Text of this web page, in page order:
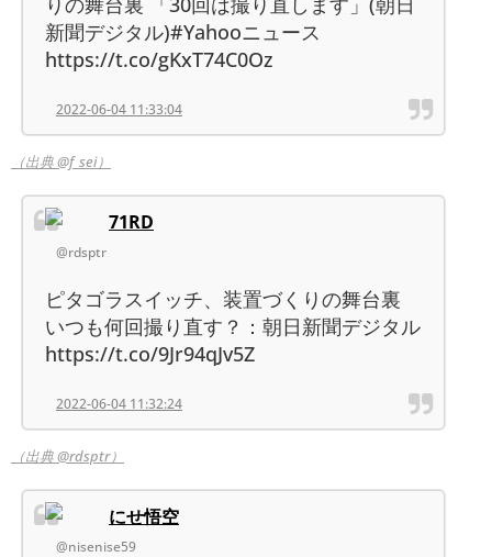
新聞デジタル)#Yahooニュース
https://t.co/gKxT74C0Oz
2022-06-04 11:33:04
（出典 @f_sei）
71RD
@rdsptr
ピタゴラスイッチ、装置づくりの舞台裏
いつも何回撮り直す？：朝日新聞デジタル
https://t.co/9Jr94qJv5Z
2022-06-04 11:32:24
（出典 @rdsptr）
にせ悟空
@nisenise59